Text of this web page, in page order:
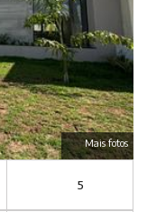
Mais fotos
5